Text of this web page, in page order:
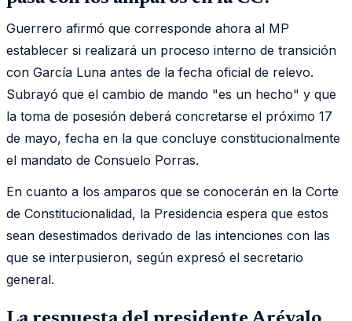
Guerrero afirmó que corresponde ahora al MP
establecer si realizará un proceso interno de transición
con García Luna antes de la fecha oficial de relevo.
Subrayó que el cambio de mando "es un hecho" y que
la toma de posesión deberá concretarse el próximo 17
de mayo, fecha en la que concluye constitucionalmente
el mandato de Consuelo Porras.
En cuanto a los amparos que se conocerán en la Corte
de Constitucionalidad, la Presidencia espera que estos
sean desestimados derivado de las intenciones con las
que se interpusieron, según expresó el secretario
general.